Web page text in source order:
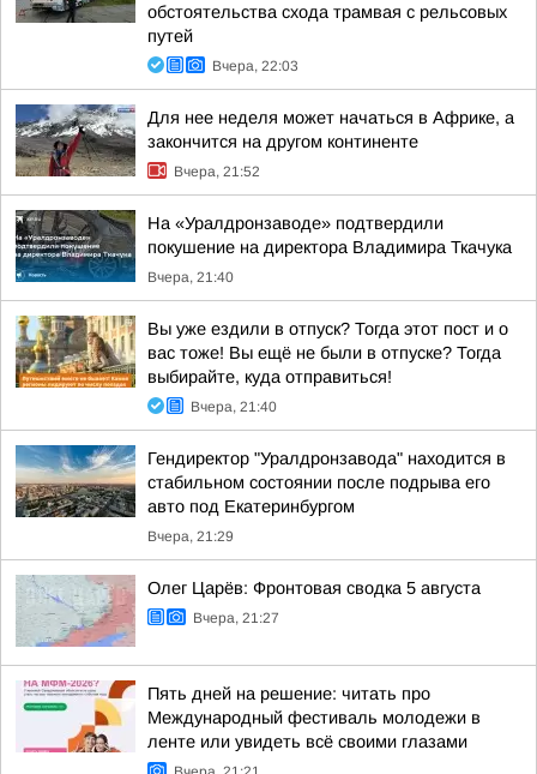
обстоятельства схода трамвая с рельсовых
путей
Вчера, 22:03
Для нее неделя может начаться в Африке, а
закончится на другом континенте
Вчера, 21:52
На «Уралдронзаводе» подтвердили
покушение на директора Владимира Ткачука
Вчера, 21:40
Вы уже ездили в отпуск? Тогда этот пост и о
вас тоже! Вы ещё не были в отпуске? Тогда
выбирайте, куда отправиться!
Вчера, 21:40
Гендиректор "Уралдронзавода" находится в
стабильном состоянии после подрыва его
авто под Екатеринбургом
Вчера, 21:29
Олег Царёв: Фронтовая сводка 5 августа
Вчера, 21:27
Пять дней на решение: читать про
Международный фестиваль молодежи в
ленте или увидеть всё своими глазами